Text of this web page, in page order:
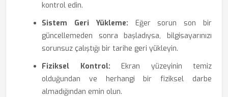
kontrol edin.
Sistem Geri Yükleme: Eğer sorun son bir
güncellemeden sonra başladıysa, bilgisayarınızı
sorunsuz çalıştığı bir tarihe geri yükleyin.
Fiziksel Kontrol: Ekran yüzeyinin temiz
olduğundan ve herhangi bir fiziksel darbe
almadığından emin olun.